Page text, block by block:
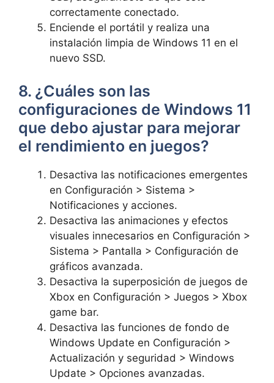
correctamente‍ conectado.
Enciende el portátil y realiza una⁤
instalación limpia de Windows​ 11 en el
nuevo SSD.
8. ¿Cuáles son las‍
configuraciones de Windows 11
que debo ajustar para mejorar
el ⁤rendimiento en⁣ juegos?
Desactiva las notificaciones emergentes
en Configuración > ⁤Sistema >
Notificaciones y‍ acciones.
Desactiva las animaciones y efectos
‍visuales innecesarios en Configuración >
Sistema >⁤ Pantalla > Configuración de
gráficos avanzada.
Desactiva la superposición de juegos de
Xbox en Configuración > Juegos >⁢ Xbox
game bar.
Desactiva las funciones de fondo ⁣de
Windows Update en Configuración >
Actualización y seguridad > Windows
Update > Opciones avanzadas.